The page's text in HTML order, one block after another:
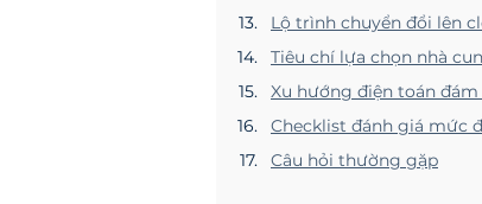
Lộ trình chuyển đổi lên
Tiêu chí lựa chọn nhà
Xu hướng điện toán
Checklist đánh giá mức
Câu hỏi thường gặp